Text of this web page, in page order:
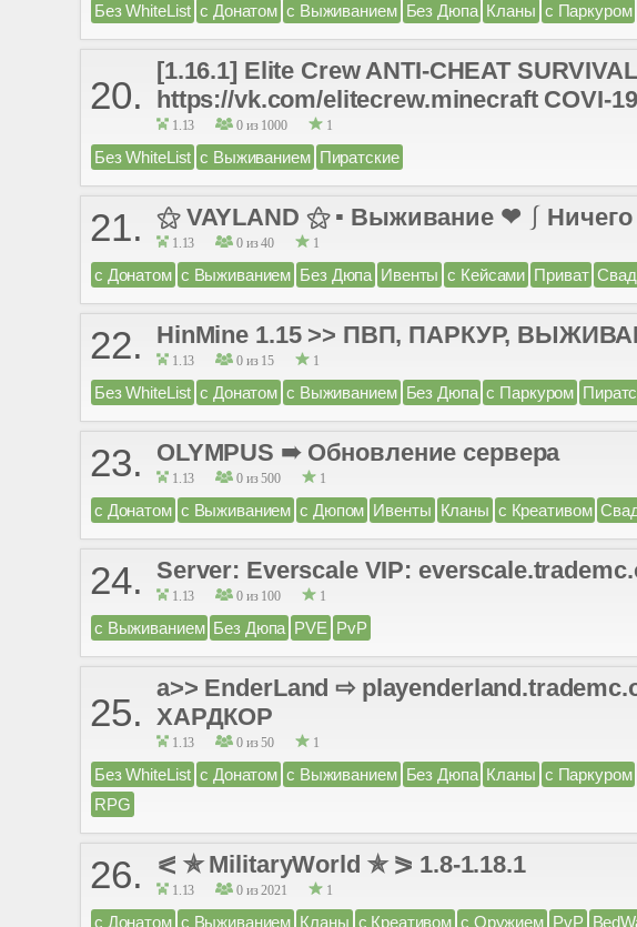
Без WhiteList с Донатом с Выживанием Без Дюпа Кланы с Паркуром
20.
[1.16.1] Elite Crew ANTI-CHEAT
https://vk.com/elitecrew.minecraft COVI-
1.13 0 из 1000 1
Без WhiteList с Выживанием Пиратские
21. ⚝ VAYLAND ⚝ ▪ Выживание ❤ ⎰ Ничего
1.13 0 из 40 1
с Донатом с Выживанием Без Дюпа Ивенты с Кейсами Приват
22. HinMine 1.15 >> ПВП, ПАРКУР,
1.13 0 из 15 1
Без WhiteList с Донатом с Выживанием Без Дюпа с Паркуром
23. OLYMPUS ➠ Обновление сервера
1.13 0 из 500 1
с Донатом с Выживанием с Дюпом Ивенты Кланы с Креативом
24. Server: Everscale VIP:
1.13 0 из 100 1
с Выживанием Без Дюпа PVE PvP
25.
a>> EnderLand ⇨
ХАРДКОР
1.13 0 из 50 1
Без WhiteList с Донатом с Выживанием Без Дюпа Кланы с Паркуром
RPG
26. ⪕ ✯ MilitaryWorld ✯ ⪖ 1.8-1.18.1
1.13 0 из 2021 1
с Донатом с Выживанием Кланы с Креативом с Оружием PvP